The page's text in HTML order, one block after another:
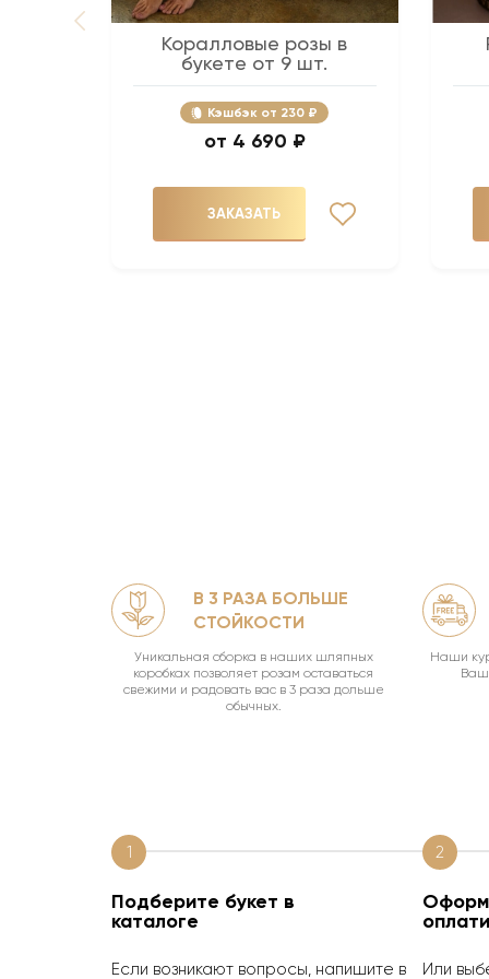
Коралловые розы в
букете от 9 шт.
Кэшбэк 230 ₽
4 690 ₽
ЗАКАЗАТЬ
В 3 РАЗА БОЛЬШЕ
СТОЙКОСТИ
Уникальная сборка в наших шляпных
коробках позволяет розам оставаться
свежими и радовать вас в 3 раза дольше
обычных.
Наши
Ваш
1
Подберите букет в
каталоге
Если возникают вопросы, напишите в
2
Или